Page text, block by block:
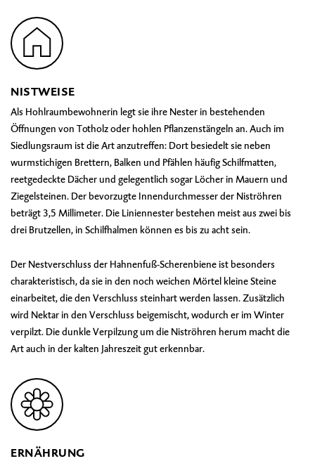
NISTWEISE
Als Hohlraumbewohnerin legt sie ihre Nester in bestehenden
Öffnungen von Totholz oder hohlen Pflanzenstängeln an. Auch im
Siedlungsraum ist die Art anzutreffen: Dort besiedelt sie neben
wurmstichigen Brettern, Balken und Pfählen häufig Schilfmatten,
reetgedeckte Dächer und gelegentlich sogar Löcher in Mauern und
Ziegelsteinen. Der bevorzugte Innendurchmesser der Niströhren
beträgt 3,5 Millimeter. Die Liniennester bestehen meist aus zwei bis
drei Brutzellen, in Schilfhalmen können es bis zu acht sein.
Der Nestverschluss der Hahnenfuß-Scherenbiene ist besonders
charakteristisch, da sie in den noch weichen Mörtel kleine Steine
einarbeitet, die den Verschluss steinhart werden lassen. Zusätzlich
wird Nektar in den Verschluss beigemischt, wodurch er im Winter
verpilzt. Die dunkle Verpilzung um die Niströhren herum macht die
Art auch in der kalten Jahreszeit gut erkennbar.
ERNÄHRUNG